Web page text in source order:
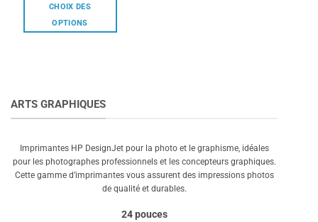
CHOIX DES
OPTIONS
variations.
peuvent
être
choisies
ARTS GRAPHIQUES
Imprimantes HP DesignJet pour la photo et le graphisme, idéales
pour les photographes professionnels et les concepteurs graphiques.
Cette gamme d’imprimantes vous assurent des impressions photos
de qualité et durables.
24 pouces